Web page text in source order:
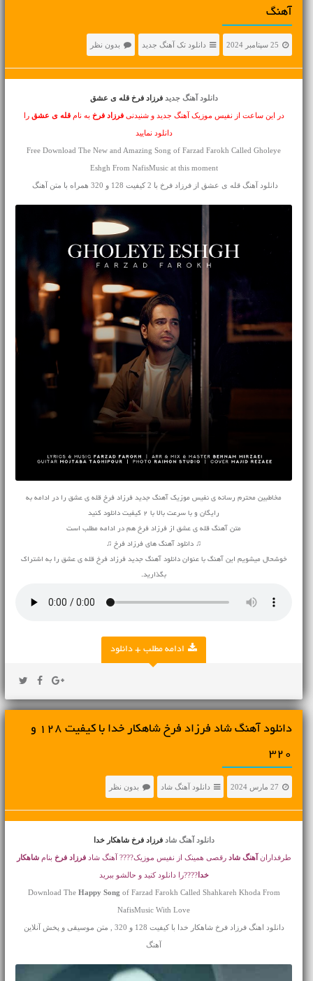
آهنگ
25 سپتامبر 2024 دانلود تک آهنگ جدید بدون نظر
دانلود آهنگ جدید فرزاد فرخ قله ی عشق
در این ساعت از نفیس موزیک آهنگ جدید و شنیدنیفرزاد فرخ به نامقله ی عشق را
دانلود نمایید
Free Download The New and Amazing Song of Farzad Farokh Called Gholeye
Eshgh From NafisMusic at this moment
دانلود آهنگ قله ی عشق از فرزاد فرخ با 2 کیفیت 128 و 320 همراه با متن آهنگ
مخاطبین محترم رسانه ی نفیس موزیک آهنگ جدید فرزاد فرخ قله ی عشق را در ادامه به
رایگان و با سرعت بالا با 2 کیفیت دانلود کنید
متن آهنگ قله ی عشق از فرزاد فرخ هم در ادامه مطلب است
♫ دانلود آهنگ های فرزاد فرخ ♫
خوشحال میشویم این آهنگ با عنوان دانلود آهنگ جدید فرزاد فرخ قله ی عشق را به اشتراک
بگذارید.
ادامه مطلب + دانلود
دانلود آهنگ شاد فرزاد فرخ شاهکار خدا با کیفیت 128 و
320
27 مارس 2024 دانلود آهنگ شاد بدون نظر
دانلود آهنگ شاد فرزاد فرخ شاهکار خدا
طرفداران آهنگ شاد رقصی همینک از نفیس موزیک???? آهنگ شادفرزاد فرخ بنامشاهکار
خدا????را دانلود کنید و حالشو ببرید
Download The Happy Song of Farzad Farokh Called Shahkareh Khoda From
NafisMusic With Love
دانلود اهنگ فرزاد فرخ شاهکار خدا با کیفیت 128 و 320 , متن موسیقی و پخش آنلاین
آهنگ